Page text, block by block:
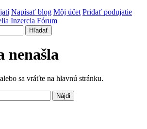
Napísať blog Môj účet Pridať podujatie
Inzercia Fórum
Hľadať
nenašla
sa vráťte na hlavnú stránku.